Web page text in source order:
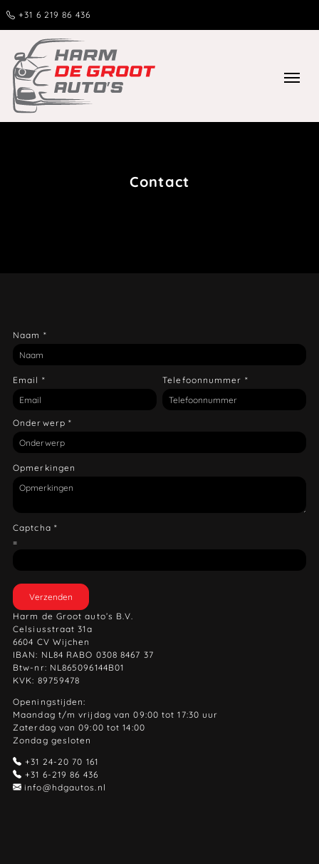
+31 6 219 86 436
Contact
Naam *
Email * Telefoonnummer *
Onderwerp *
Opmerkingen
Captcha *
=
Verzenden
Harm de Groot auto’s B.V.
Celsiusstraat 31a
6604 CV Wijchen
IBAN: NL84 RABO 0308 8467 37
Btw-nr: NL865096144B01
KVK: 89759478
Openingstijden:
Maandag t/m vrijdag van 09:00 tot 17:30 uur
Zaterdag van 09:00 tot 14:00
Zondag gesloten
+31 24-20 70 161
+31 6-219 86 436
info@hdgautos.nl